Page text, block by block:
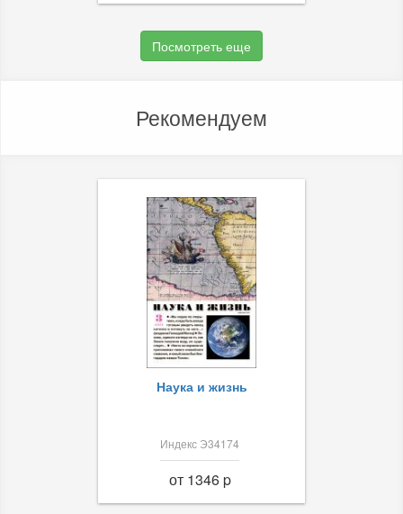
Посмотреть еще
Рекомендуем
Наука и жизнь
Индекс Э34174
от 1346 p